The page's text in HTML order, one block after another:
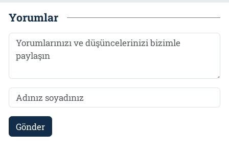
Yorumlar
Gönder